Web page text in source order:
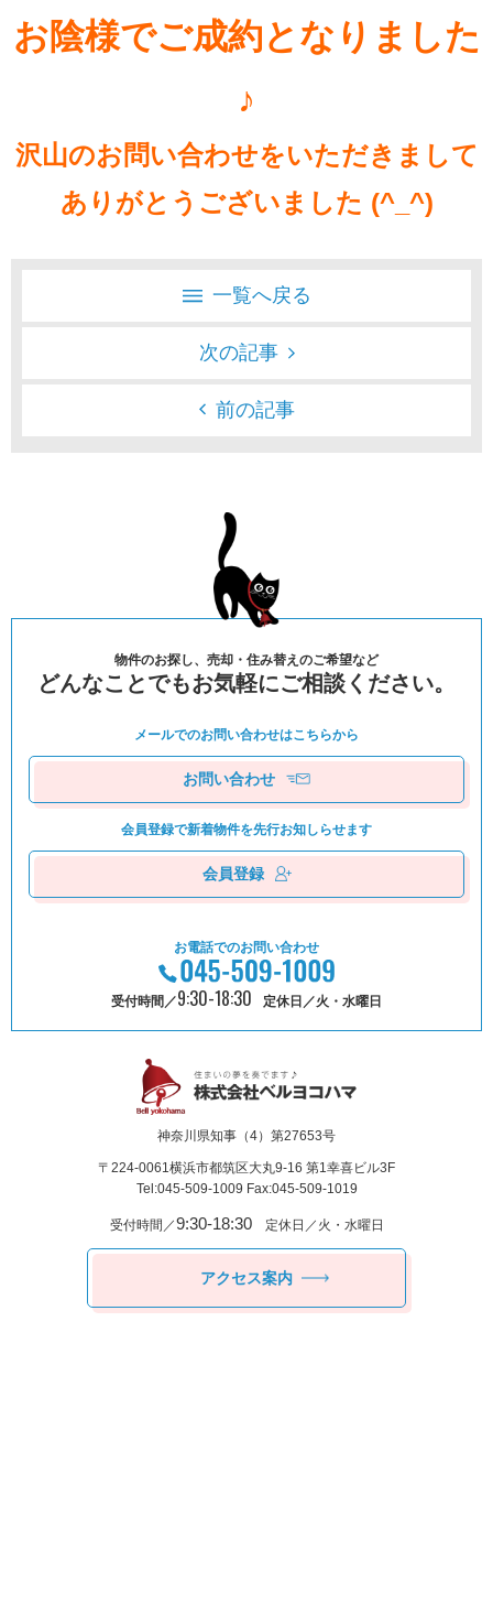
お陰様でご成約となりました
♪
沢山のお問い合わせをいただきまして
ありがとうございました (^_^)
一覧へ戻る
次の記事
前の記事
物件のお探し、売却・住み替えのご希望など
どんなことでもお気軽にご相談ください。
メールでのお問い合わせはこちらから
お問い合わせ
会員登録で新着物件を先⾏お知しらせます
会員登録
お電話でのお問い合わせ
受付時間／9:30-18:30 定休日／火・水曜日
神奈川県知事（4）第27653号
〒224-0061横浜市都筑区⼤丸9-16 第1幸喜ビル3F
Tel:045-509-1009 Fax:045-509-1019
受付時間／9:30-18:30定休日／火・水曜日
アクセス案内